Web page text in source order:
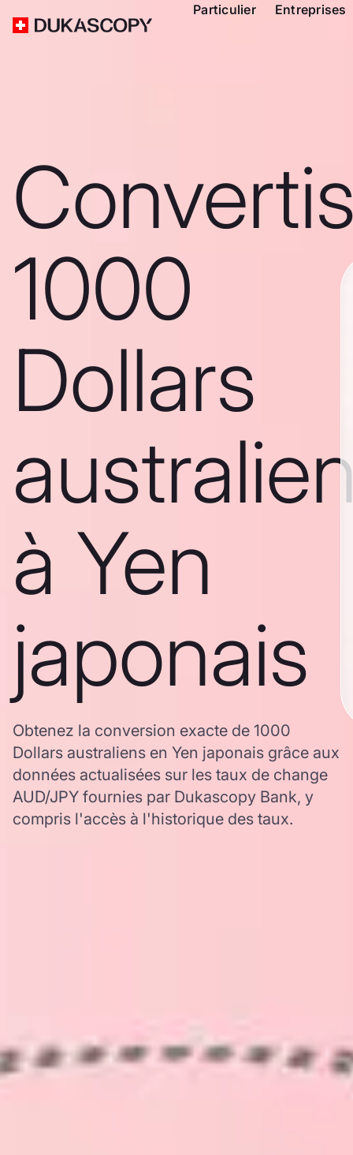
Particulier Entreprises
1000
Dollars
à Yen
japonais
Obtenez la conversion exacte de 1000
Dollars australiens en Yen japonais grâce aux
données actualisées sur les taux de change
AUD/JPY fournies par Dukascopy Bank, y
compris l'accès à l'historique des taux.